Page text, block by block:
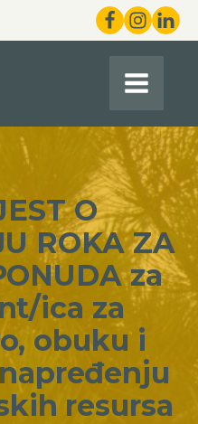
O
ROKA ZA
za
ica za
obuku i
resursa